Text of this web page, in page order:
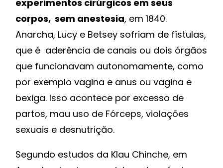
experimentos cirúrgicos em seus
corpos, sem anestesia, em 1840.
Anarcha, Lucy e Betsey sofriam de fístulas,
que é aderência de canais ou dois órgãos
que funcionavam autonomamente, como
por exemplo vagina e anus ou vagina e
bexiga. Isso acontece por excesso de
partos, mau uso de Fórceps, violações
sexuais e desnutrição.
Segundo estudos da Klau Chinche, em